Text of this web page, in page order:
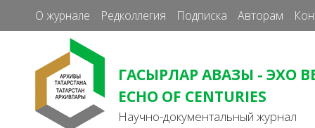
О журнале Редколлегия Подписка Авторам
ГАСЫРЛАР АВАЗЫ - ЭХО
ECHO OF CENTURIES
Научно-документальный журнал